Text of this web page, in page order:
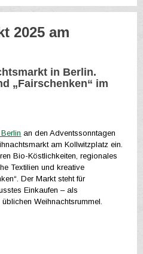
2025 am
in Berlin.
„Fairschenken“ im
an den Adventssonntagen
am Kollwitzplatz ein.
Bio-Köstlichkeiten, regionales
Textilien und kreative
Der Markt steht für
Einkaufen – als
Weihnachtsrummel.